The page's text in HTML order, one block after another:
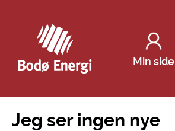
Min side
Jeg ser ingen nye